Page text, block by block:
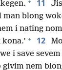
11
man blong
i nating
+ 12
i save
givim nem